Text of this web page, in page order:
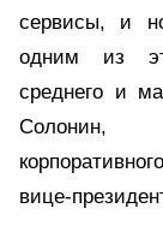
сервисы, и
одним из
среднего и
вице-